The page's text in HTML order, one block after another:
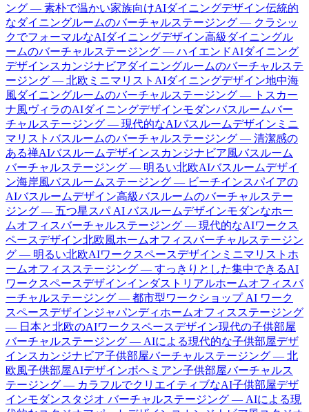
ング — 素朴で温かい家族向けAIダイニングデザイン伝統的
なダイニングルームのバーチャルステージング — クラシッ
クでフォーマルなAIダイニングデザイン高級ダイニングル
ームのバーチャルステージング — ハイエンドAIダイニング
デザインスカンジナビアダイニングルームのバーチャルステ
ージング — 北欧ミニマリストAIダイニングデザイン地中海
風ダイニングルームのバーチャルステージング — トスカー
ナ風ヴィラのAIダイニングデザインモダンバスルームバー
チャルステージング — 現代的なAIバスルームデザイン ミニ
マリストバスルームのバーチャルステージング — 清潔感の
ある禅AIバスルームデザインスカンジナビア風バスルーム
バーチャルステージング — 明るい北欧AIバスルームデザイ
ン海岸風バスルームステージング — ビーチインスパイアの
AIバスルームデザイン高級バスルームのバーチャルステー
ジング — 五つ星スパ AI バスルームデザインモダンなホー
ムオフィスバーチャルステージング — 現代的なAIワークス
ペースデザイン北欧風ホームオフィスバーチャルステージン
グ — 明るい北欧AIワークスペースデザイン ミニマリストホ
ームオフィスステージング — すっきりとした集中できるAI
ワークスペースデザインインダストリアルホームオフィスバ
ーチャルステージング — 都市型ワークショップ AI ワーク
スペースデザインジャパンディホームオフィスステージング
— 日本と北欧のAIワークスペースデザイン現代の子供部屋
バーチャルステージング — AIによる現代的な子供部屋デザ
インスカンジナビア子供部屋バーチャルステージング — 北
欧風子供部屋AIデザインボヘミアン子供部屋バーチャルス
テージング — カラフルでクリエイティブなAI子供部屋デザ
インモダンスタジオ バーチャルステージング — AIによる現